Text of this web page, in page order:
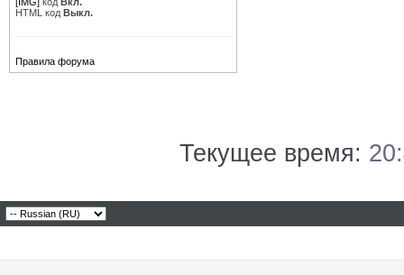
HTML код Выкл.
Правила форума
Текущее время: